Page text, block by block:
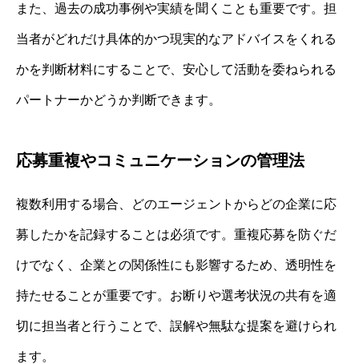
また、過去の成功事例や実績を聞くことも重要です。担
当者がどれだけ具体的かつ現実的なアドバイスをくれる
かを判断材料にすることで、安心して活動を委ねられる
パートナーかどうか判断できます。
応募重複やコミュニケーションの管理法
複数利用する場合、どのエージェントからどの企業に応
募したかを記録することは必須です。重複応募を防ぐだ
けでなく、企業との関係性にも影響するため、透明性を
持たせることが重要です。お断りや選考状況の共有を適
切に担当者と行うことで、誤解や無駄な提案を避けられ
ます。